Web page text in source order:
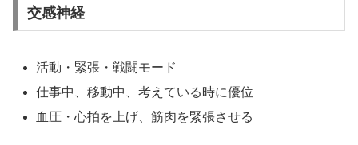
交感神経
活動・緊張・戦闘モード
仕事中、移動中、考えている時に優位
血圧・心拍を上げ、筋肉を緊張させる